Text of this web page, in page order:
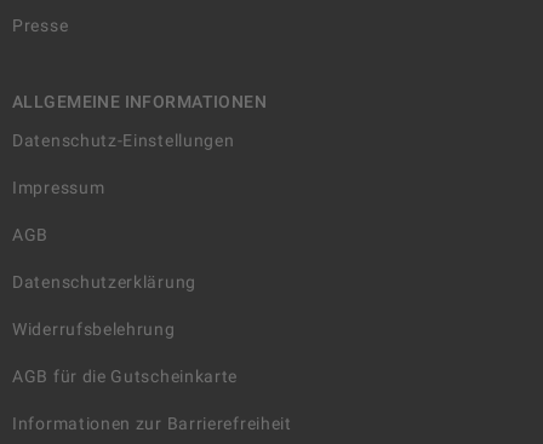
Presse
ALLGEMEINE INFORMATIONEN
Datenschutz-Einstellungen
Impressum
AGB
Datenschutzerklärung
Widerrufsbelehrung
AGB für die Gutscheinkarte
Informationen zur Barrierefreiheit